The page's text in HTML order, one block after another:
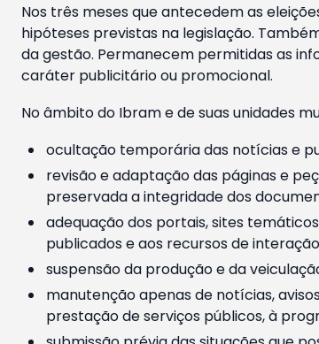
Nos três meses que antecedem as
hipóteses previstas na legislação.
da gestão. Permanecem permitidas as
caráter publicitário ou promocional.
No âmbito do Ibram e de suas unidades
ocultação temporária das notícias e
revisão e adaptação das páginas e
preservada a integridade dos
adequação dos portais, sites
publicados e aos recursos de
suspensão da produção e da
manutenção apenas de notícias,
prestação de serviços públicos, à